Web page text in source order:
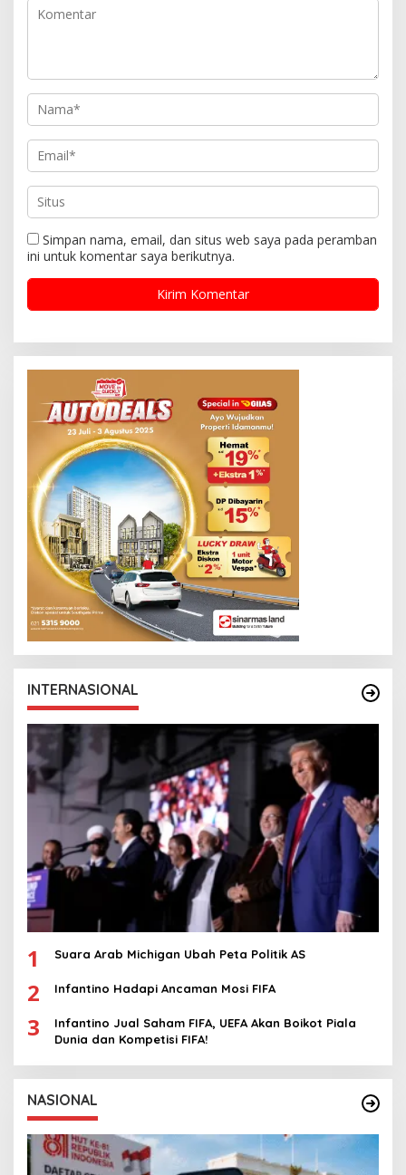
Simpan nama, email, dan situs web saya pada peramban
ini untuk komentar saya berikutnya.
INTERNASIONAL
1 Suara Arab Michigan Ubah Peta Politik AS
2 Infantino Hadapi Ancaman Mosi FIFA
3
Infantino Jual Saham FIFA, UEFA Akan Boikot Piala
Dunia dan Kompetisi FIFA!
NASIONAL